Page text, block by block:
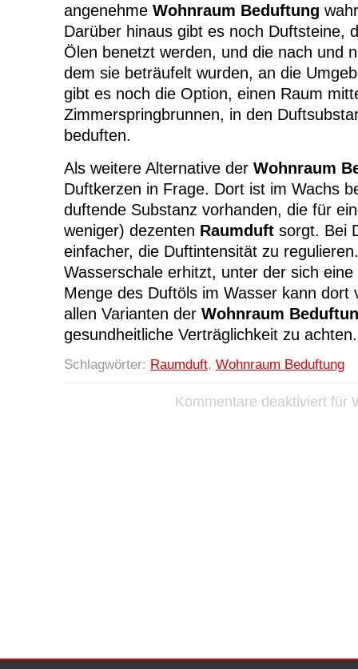
angenehme Wohnraum Beduftung
Darüber hinaus gibt es noch Duftsteine,
Ölen benetzt werden, und die nach und
dem sie beträufelt wurden, an die
gibt es noch die Option, einen Raum
Zimmerspringbrunnen, in den
beduften.
Als weitere Alternative der Wohnraum
Duftkerzen in Frage. Dort ist im Wachs
duftende Substanz vorhanden, die für
weniger) dezenten Raumduft sorgt. Bei
einfacher, die Duftintensität zu
Wasserschale erhitzt, unter der sich
Menge des Duftöls im Wasser kann dort
allen Varianten der Wohnraum
gesundheitliche Verträglichkeit zu achten.
Schlagwörter: Raumduft, Wohnraum Beduftung
Kommentare deaktiviert für